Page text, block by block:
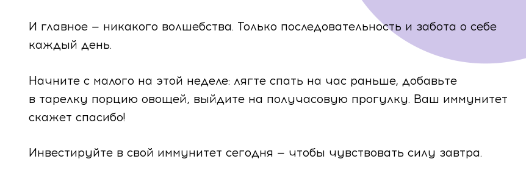
И главное — никакого волшебства. Только последовательность и забота о себе
каждый день.
Начните с малого на этой неделе: лягте спать на час раньше, добавьте
в тарелку порцию овощей, выйдите на получасовую прогулку. Ваш иммунитет
скажет спасибо!
Инвестируйте в свой иммунитет сегодня — чтобы чувствовать силу завтра.
ОТПРАВИТЬ
Я ознакомлен(а) и согласен(а) с
отношении обработки персональных данных
с
Правилами пользования сайтом
Я согласен на обработку персональных данных
ОТПРАВИТЬ